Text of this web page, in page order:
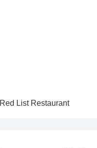
Red List Restaurant